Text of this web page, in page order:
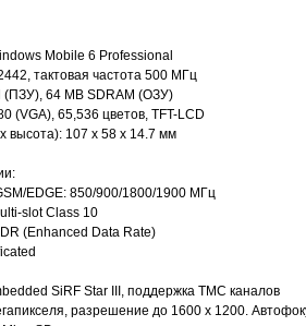
Mobile 6 Professional
тактовая частота 500 МГц
(ПЗУ), 64 MB SDRAM (ОЗУ)
(VGA), 65,536 цветов, TFT-LCD
высота): 107 x 58 x 14.7 мм
EDGE: 850/900/1800/1900 МГц
slot Class 10
(Enhanced Data Rate)
SiRF Star III, поддержка TMC каналов
разрешение до 1600 x 1200.